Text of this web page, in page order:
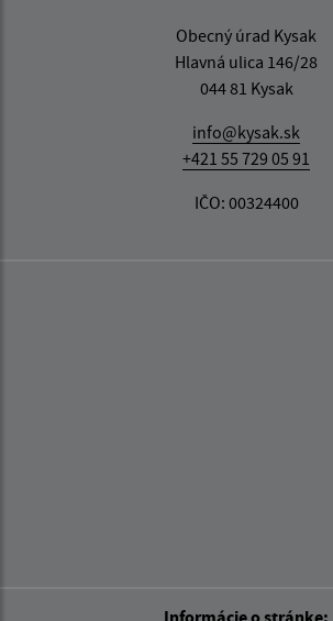
Obecný úrad Kysak
Hlavná ulica 146/28
044 81 Kysak
info@kysak.sk
+421 55 729 05 91
IČO: 00324400
Informácie o stránke: